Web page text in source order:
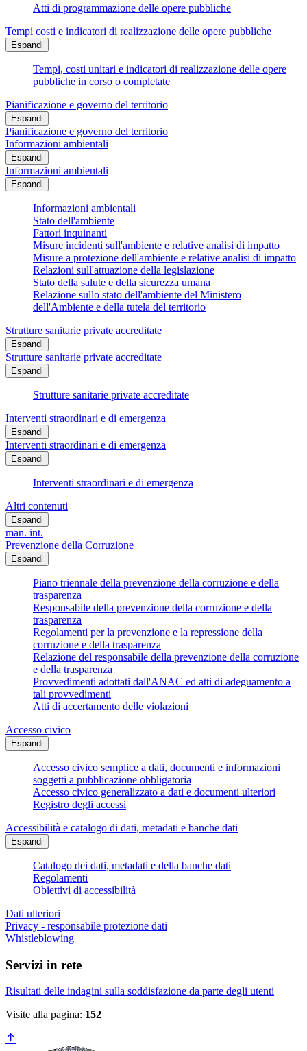
Atti di programmazione delle opere pubbliche
Tempi costi e indicatori di realizzazione delle opere pubbliche
Espandi
Tempi, costi unitari e indicatori di realizzazione delle opere
pubbliche in corso o completate
Pianificazione e governo del territorio
Espandi
Pianificazione e governo del territorio
Informazioni ambientali
Espandi
Informazioni ambientali
Espandi
Informazioni ambientali
Stato dell'ambiente
Fattori inquinanti
Misure incidenti sull'ambiente e relative analisi di impatto
Misure a protezione dell'ambiente e relative analisi di impatto
Relazioni sull'attuazione della legislazione
Stato della salute e della sicurezza umana
Relazione sullo stato dell'ambiente del Ministero
dell'Ambiente e della tutela del territorio
Strutture sanitarie private accreditate
Espandi
Strutture sanitarie private accreditate
Espandi
Strutture sanitarie private accreditate
Interventi straordinari e di emergenza
Espandi
Interventi straordinari e di emergenza
Espandi
Interventi straordinari e di emergenza
Altri contenuti
Espandi
man. int.
Prevenzione della Corruzione
Espandi
Piano triennale della prevenzione della corruzione e della
trasparenza
Responsabile della prevenzione della corruzione e della
trasparenza
Regolamenti per la prevenzione e la repressione della
corruzione e della trasparenza
Relazione del responsabile della prevenzione della corruzione
e della trasparenza
Provvedimenti adottati dall'ANAC ed atti di adeguamento a
tali provvedimenti
Atti di accertamento delle violazioni
Accesso civico
Espandi
Accesso civico semplice a dati, documenti e informazioni
soggetti a pubblicazione obbligatoria
Accesso civico generalizzato a dati e documenti ulteriori
Registro degli accessi
Accessibilità e catalogo di dati, metadati e banche dati
Espandi
Catalogo dei dati, metadati e della banche dati
Regolamenti
Obiettivi di accessibilità
Dati ulteriori
Privacy - responsabile protezione dati
Whistleblowing
Servizi in rete
Risultati delle indagini sulla soddisfazione da parte degli utenti
Visite alla pagina: 152